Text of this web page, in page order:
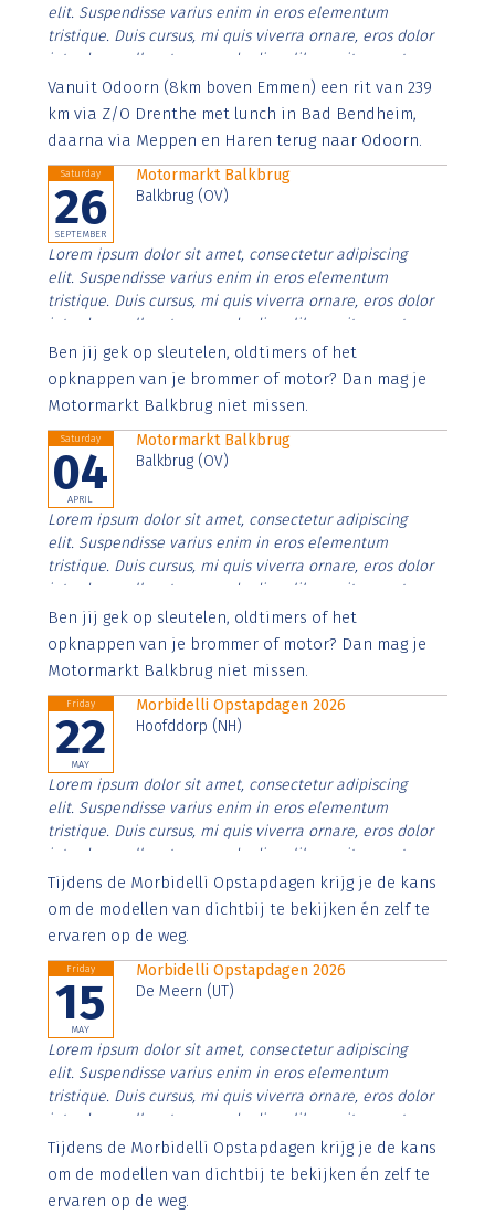
elit. Suspendisse varius enim in eros elementum
tristique. Duis cursus, mi quis viverra ornare, eros dolor
interdum nulla, ut commodo diam libero vitae erat.
Aenean faucibus nibh et justo cursus id rutrum lorem
imperdiet. Nunc ut sem vitae risus tristique posuere.
Vanuit Odoorn (8km boven Emmen) een rit van 239
km via Z/O Drenthe met lunch in Bad Bendheim,
daarna via Meppen en Haren terug naar Odoorn.
Saturday
26
SEPTEMBER
Motormarkt Balkbrug
Balkbrug (OV)
Lorem ipsum dolor sit amet, consectetur adipiscing
elit. Suspendisse varius enim in eros elementum
tristique. Duis cursus, mi quis viverra ornare, eros dolor
interdum nulla, ut commodo diam libero vitae erat.
Aenean faucibus nibh et justo cursus id rutrum lorem
imperdiet. Nunc ut sem vitae risus tristique posuere.
Ben jij gek op sleutelen, oldtimers of het
opknappen van je brommer of motor? Dan mag je
Motormarkt Balkbrug niet missen.
Saturday
04
APRIL
Motormarkt Balkbrug
Balkbrug (OV)
Lorem ipsum dolor sit amet, consectetur adipiscing
elit. Suspendisse varius enim in eros elementum
tristique. Duis cursus, mi quis viverra ornare, eros dolor
interdum nulla, ut commodo diam libero vitae erat.
Aenean faucibus nibh et justo cursus id rutrum lorem
imperdiet. Nunc ut sem vitae risus tristique posuere.
Ben jij gek op sleutelen, oldtimers of het
opknappen van je brommer of motor? Dan mag je
Motormarkt Balkbrug niet missen.
Friday
22
MAY
Morbidelli Opstapdagen 2026
Hoofddorp (NH)
Lorem ipsum dolor sit amet, consectetur adipiscing
elit. Suspendisse varius enim in eros elementum
tristique. Duis cursus, mi quis viverra ornare, eros dolor
interdum nulla, ut commodo diam libero vitae erat.
Aenean faucibus nibh et justo cursus id rutrum lorem
imperdiet. Nunc ut sem vitae risus tristique posuere.
Tijdens de Morbidelli Opstapdagen krijg je de kans
om de modellen van dichtbij te bekijken én zelf te
ervaren op de weg.
Friday
15
MAY
Morbidelli Opstapdagen 2026
De Meern (UT)
Lorem ipsum dolor sit amet, consectetur adipiscing
elit. Suspendisse varius enim in eros elementum
tristique. Duis cursus, mi quis viverra ornare, eros dolor
interdum nulla, ut commodo diam libero vitae erat.
Aenean faucibus nibh et justo cursus id rutrum lorem
imperdiet. Nunc ut sem vitae risus tristique posuere.
Tijdens de Morbidelli Opstapdagen krijg je de kans
om de modellen van dichtbij te bekijken én zelf te
ervaren op de weg.